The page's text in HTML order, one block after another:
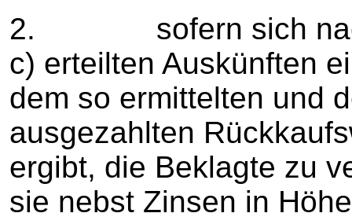
2. sofern sich nach
c) erteilten Auskünften
dem so ermittelten und
ausgezahlten
ergibt, die Beklagte zu
sie nebst Zinsen in